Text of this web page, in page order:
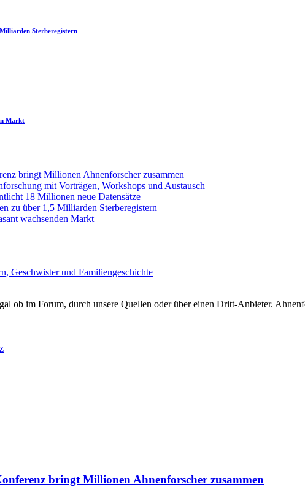
Sterberegistern
Markt
bringt Millionen Ahnenforscher zusammen
mit Vorträgen, Workshops und Austausch
18 Millionen neue Datensätze
zu über 1,5 Milliarden Sterberegistern
wachsenden Markt
Geschwister und Familiengeschichte
ob im Forum, durch unsere Quellen oder über einen Dritt-Anbieter.
bringt Millionen Ahnenforscher zusammen